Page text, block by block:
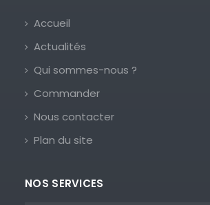
Accueil
Actualités
Qui sommes-nous ?
Commander
Nous contacter
Plan du site
NOS SERVICES